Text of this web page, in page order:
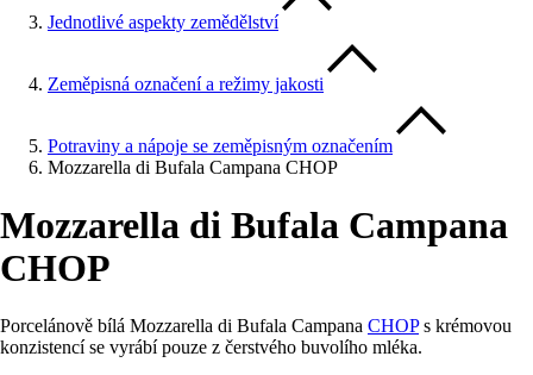
Jednotlivé aspekty zemědělství
Zeměpisná označení a režimy jakosti
Potraviny a nápoje se zeměpisným označením
Mozzarella di Bufala Campana CHOP
Mozzarella di Bufala Campana
CHOP
Porcelánově bílá Mozzarella di Bufala Campana CHOPs krémovou
konzistencí se vyrábí pouze z čerstvého buvolího mléka.